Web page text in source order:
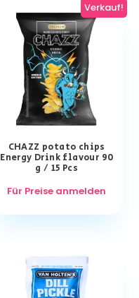
Verkauf!
CHAZZ potato chips
Energy Drink flavour 90
g / 15 Pcs
Für Preise anmelden